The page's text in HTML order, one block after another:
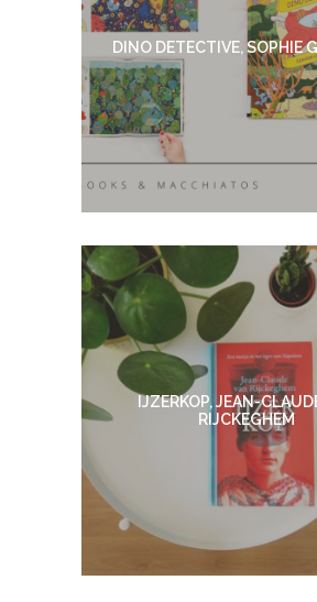
DINO DETECTIVE, SOPHIE
IJZERKOP, JEAN-
RIJCKEGHEM